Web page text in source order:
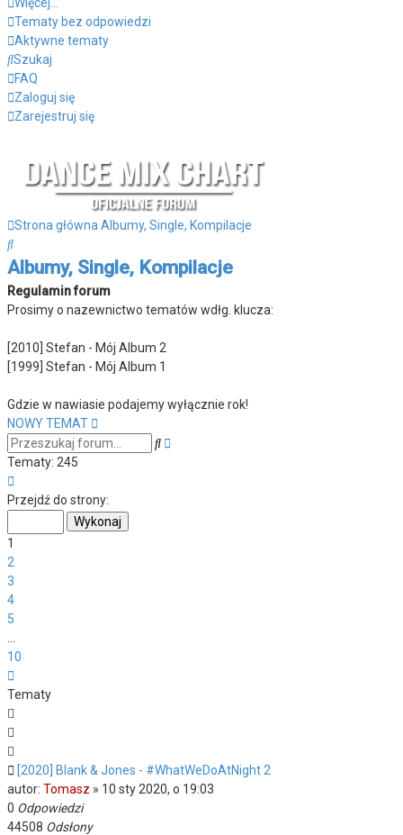
Tematy bez odpowiedzi
Aktywne tematy
Szukaj
FAQ
Zaloguj się
Zarejestruj się
Strona główna Albumy, Single, Kompilacje
Szukaj
Albumy, Single, Kompilacje
Regulamin forum
Prosimy o nazewnictwo tematów wdłg. klucza:
[2010] Stefan - Mój Album 2
[1999] Stefan - Mój Album 1
Gdzie w nawiasie podajemy wyłącznie rok!
NOWY TEMAT
Szukaj
Tematy: 245
1
10
Przejdź do strony:
1
2
3
4
5
10
Tematy
[2020] Blank & Jones - #WhatWeDoAtNight 2
autor: Tomasz » 10 sty 2020, o 19:03
0 Odpowiedzi
44508 Odsłony